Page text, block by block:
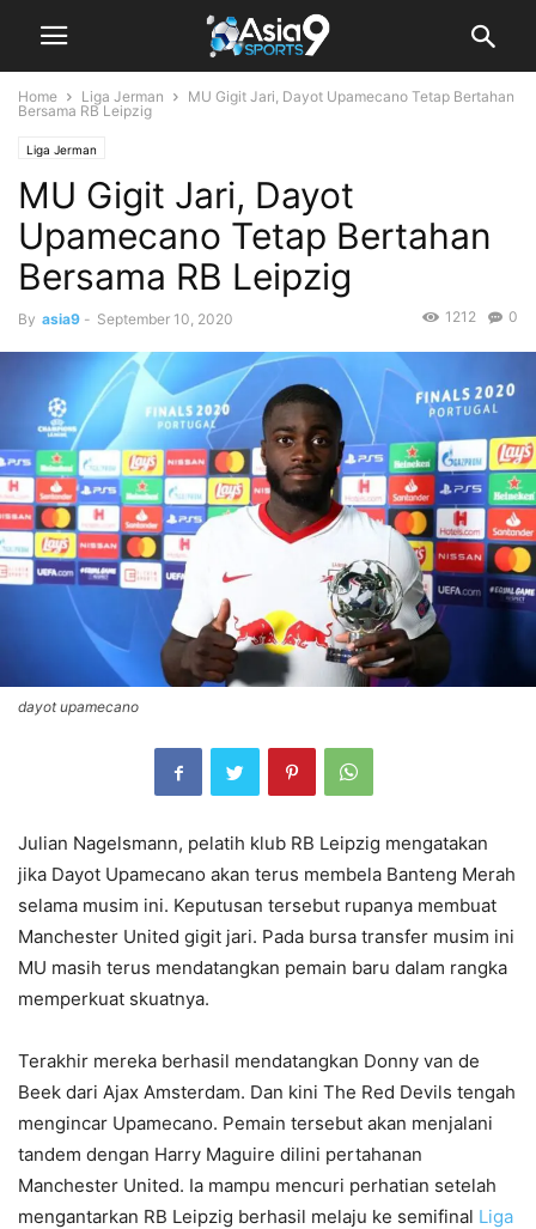
Home Liga Jerman
MU Gigit Jari, Dayot Upamecano Tetap Bertahan
Bersama RB Leipzig
Liga Jerman
MU Gigit Jari, Dayot
Upamecano Tetap Bertahan
Bersama RB Leipzig
By asia9 - September 10, 2020 0
1212
dayot upamecano
Julian Nagelsmann, pelatih klub RB Leipzig mengatakan
jika Dayot Upamecano akan terus membela Banteng Merah
selama musim ini. Keputusan tersebut rupanya membuat
Manchester United gigit jari. Pada bursa transfer musim ini
MU masih terus mendatangkan pemain baru dalam rangka
memperkuat skuatnya.
Terakhir mereka berhasil mendatangkan Donny van de
Beek dari Ajax Amsterdam. Dan kini The Red Devils tengah
mengincar Upamecano. Pemain tersebut akan menjalani
tandem dengan Harry Maguire dilini pertahanan
Manchester United. Ia mampu mencuri perhatian setelah
mengantarkan RB Leipzig berhasil melaju ke semifinal Liga